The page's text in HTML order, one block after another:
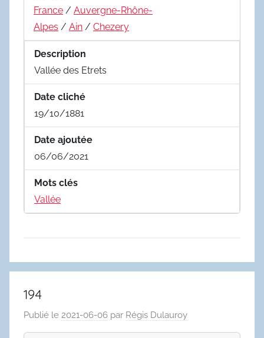
France / Auvergne-Rhône-
Alpes / Ain / Chezery
Description
Vallée des Etrets
Date cliché
19/10/1881
Date ajoutée
06/06/2021
Mots clés
Vallée
194
Publié le 2021-06-06 par Régis Dulauroy